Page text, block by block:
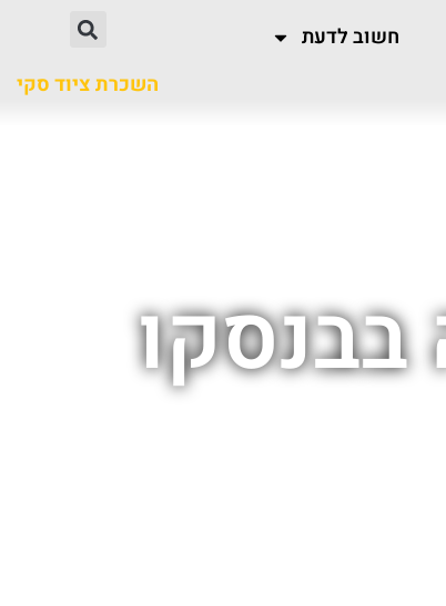
חשוב לדעת
השכרת ציוד סקי